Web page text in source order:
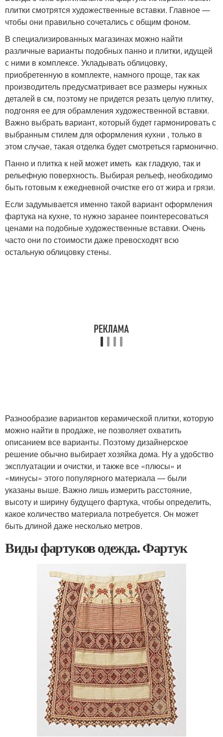
плитки смотрятся художественные вставки. Главное —
чтобы они правильно сочетались с общим фоном.
В специализированных магазинах можно найти
различные варианты подобных панно и плитки, идущей
с ними в комплексе. Укладывать облицовку,
приобретенную в комплекте, намного проще, так как
производитель предусматривает все размеры нужных
деталей в см, поэтому не придется резать целую плитку,
подгоняя ее для обрамления художественной вставки.
Важно выбрать вариант, который будет гармонировать с
выбранным стилем для оформления кухни , только в
этом случае, такая отделка будет смотреться гармонично.
Панно и плитка к ней может иметь как гладкую, так и
рельефную поверхность. Выбирая рельеф, необходимо
быть готовым к ежедневной очистке его от жира и грязи.
Если задумывается именно такой вариант оформления
фартука на кухне, то нужно заранее поинтересоваться
ценами на подобные художественные вставки. Очень
часто они по стоимости даже превосходят всю
остальную облицовку стены.
Разнообразие вариантов керамической плитки, которую
можно найти в продаже, не позволяет охватить
описанием все варианты. Поэтому дизайнерское
решение обычно выбирает хозяйка дома. Ну а удобство
эксплуатации и очистки, и также все «плюсы» и
«минусы» этого популярного материала — были
указаны выше. Важно лишь измерить расстояние,
высоту и ширину будущего фартука, чтобы определить,
какое количество материала потребуется. Он может
быть длиной даже несколько метров.
Виды фартуков одежда. Фартук